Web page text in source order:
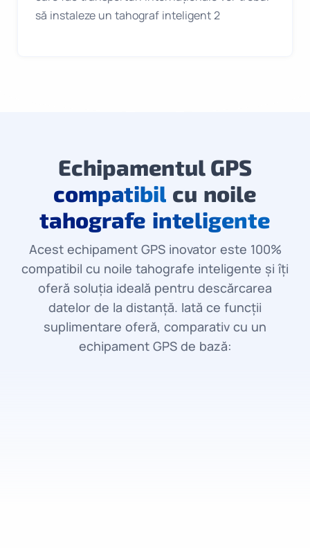
să instaleze un tahograf inteligent 2
Echipamentul GPS
compatibil cu noile
tahografe inteligente
Acest echipament GPS inovator este 100%
compatibil cu noile tahografe inteligente și îți
oferă soluția ideală pentru descărcarea
datelor de la distanță. Iată ce funcții
suplimentare oferă, comparativ cu un
echipament GPS de bază: